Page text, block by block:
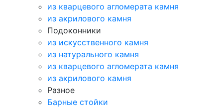
из кварцевого агломерата камня
из акрилового камня
Подоконники
из искусственного камня
из натурального камня
из кварцевого агломерата камня
из акрилового камня
Разное
Барные стойки